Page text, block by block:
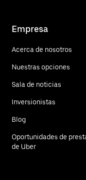
Empresa
Acerca de nosotros
Nuestras opciones
Sala de noticias
Inversionistas
Blog
Oportunidades de
de Uber